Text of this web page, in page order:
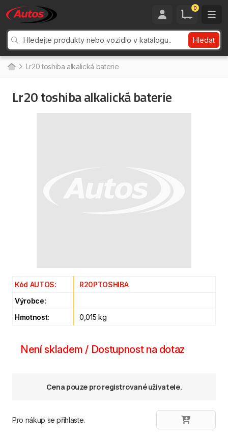
0
Hledat
Lr20 toshiba alkalická baterie
Lr20 toshiba alkalická baterie
Kód AUTOS:
R20PTOSHIBA
Výrobce:
Hmotnost:
0,015 kg
Není skladem / Dostupnost na dotaz
Cena pouze pro registrované uživatele.
Pro nákup se přihlaste.